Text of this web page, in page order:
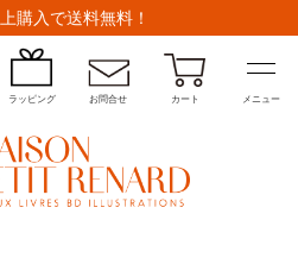
購入で送料無料！
ラッピング お問合せ カート メニュー